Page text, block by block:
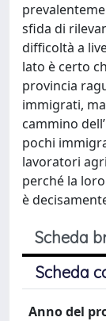
sfida di
difficoltà a
lato è certo
provincia
immigrati,
cammino
pochi
lavoratori
perché la
è
Scheda
Scheda
Anno del